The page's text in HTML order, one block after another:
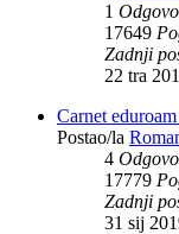
1
17649
Zadnji
22 tra
Carnet
Postao/la
4
17779
Zadnji
31 sij